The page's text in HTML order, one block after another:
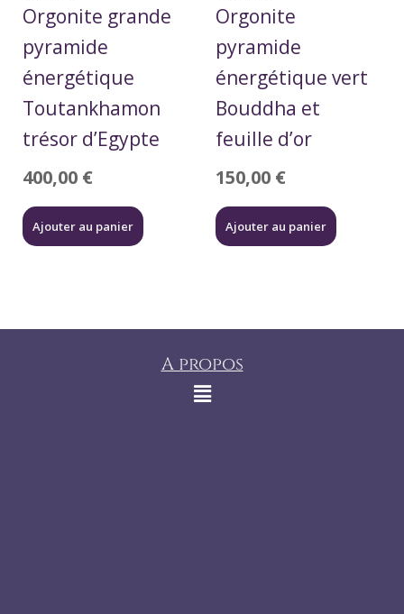
Orgonite grande
pyramide
énergétique
Toutankhamon
trésor d’Egypte
400,00 €
Ajouter au panier
Orgonite
pyramide
énergétique vert
Bouddha et
feuille d’or
150,00 €
Ajouter au panier
A propos